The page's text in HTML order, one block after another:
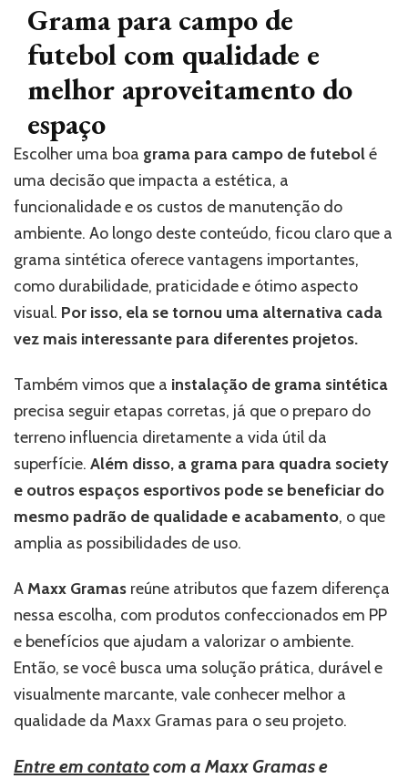
Grama para campo de
futebol com qualidade e
melhor aproveitamento do
espaço
Escolher uma boa grama para campo de futebolé
uma decisão que impacta a estética, a
funcionalidade e os custos de manutenção do
ambiente. Ao longo deste conteúdo, ficou claro que a
grama sintética oferece vantagens importantes,
como durabilidade, praticidade e ótimo aspecto
visual. Por isso, ela se tornou uma alternativa cada
vez mais interessante para diferentes projetos.
Também vimos que a instalação de grama sintética
precisa seguir etapas corretas, já que o preparo do
terreno influencia diretamente a vida útil da
superfície. Além disso, a grama para quadra society
e outros espaços esportivos pode se beneficiar do
mesmo padrão de qualidade e acabamento, o que
amplia as possibilidades de uso.
AMaxx Gramas reúne atributos que fazem diferença
nessa escolha, com produtos confeccionados em PP
e benefícios que ajudam a valorizar o ambiente.
Então, se você busca uma solução prática, durável e
visualmente marcante, vale conhecer melhor a
qualidade da Maxx Gramas para o seu projeto.
Entre em contatocom a Maxx Gramas e